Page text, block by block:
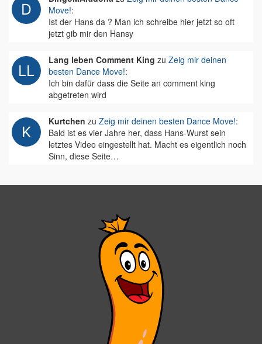
Move!:
Ist der Hans da ? Man ich schreibe hier jetzt so oft
jetzt gib mir den Hansy
Lang leben Comment King zu Zeig mir deinen
besten Dance Move!:
Ich bin dafür dass die Seite an comment king
abgetreten wird
Kurtchen zu Zeig mir deinen besten Dance Move!:
Bald ist es vier Jahre her, dass Hans-Wurst sein
letztes Video eingestellt hat. Macht es eigentlich noch
Sinn, diese Seite…